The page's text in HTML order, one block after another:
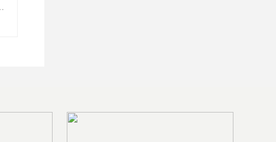
代表本网观点，亦不代表本网站赞同